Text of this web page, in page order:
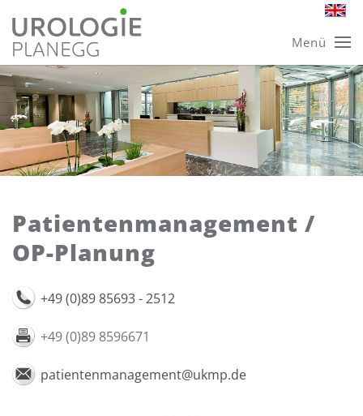
Skip
to
main
content
Menü
Patientenmanagement /
OP-Planung
+49 (0)89 85693 - 2512
+49 (0)89 8596671
patientenmanagement@ukmp.de